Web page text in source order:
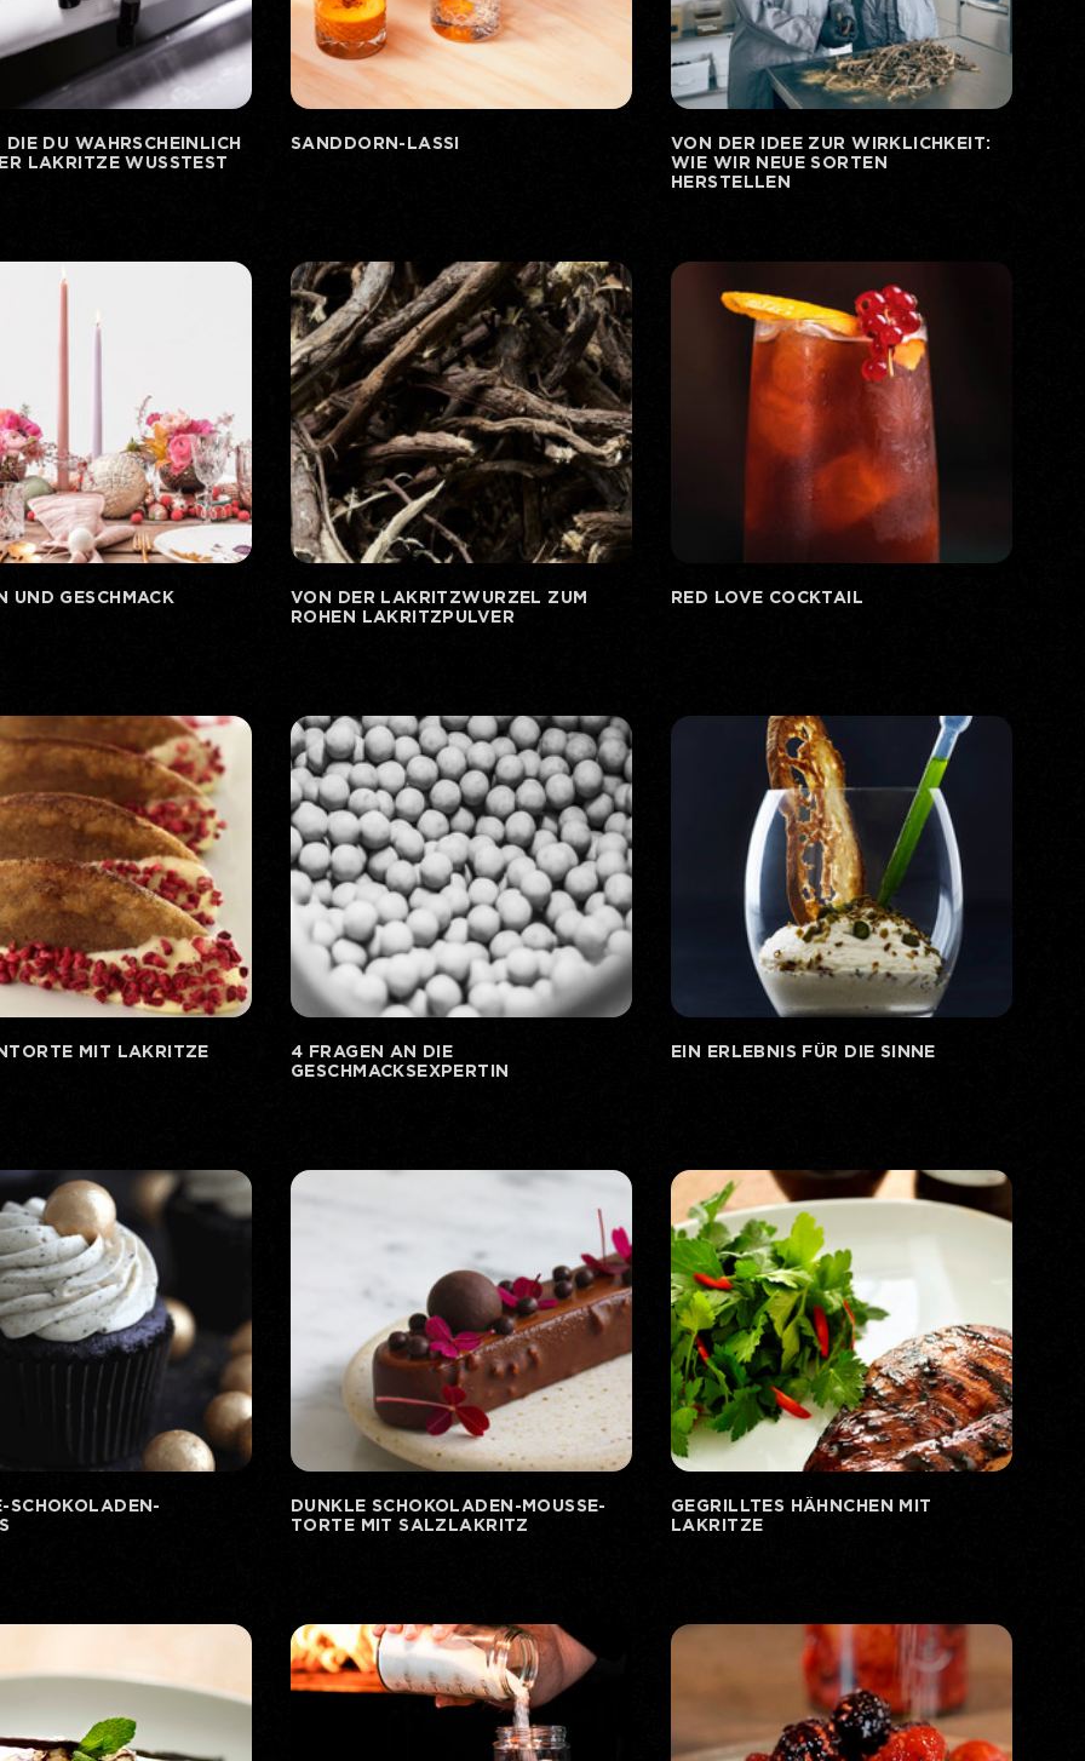
DU WAHRSCHEINLICH
LAKRITZE WUSSTEST
SANDDORN-LASSI
VON DER IDEE ZUR WIRKLICHKEIT:
WIE WIR NEUE SORTEN
HERSTELLEN
UND GESCHMACK
VON DER LAKRITZWURZEL ZUM
ROHEN LAKRITZPULVER
RED LOVE COCKTAIL
MIT LAKRITZE
4 FRAGEN AN DIE
GESCHMACKSEXPERTIN
EIN ERLEBNIS FÜR DIE SINNE
SCHOKOLADEN-
DUNKLE SCHOKOLADEN-MOUSSE-
TORTE MIT SALZLAKRITZ
GEGRILLTES HÄHNCHEN MIT
LAKRITZE